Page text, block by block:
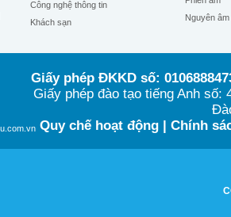
Công nghệ thông tin
Khách sạn
Nguyên âm
Giấy phép ĐKKD số:
Giấy phép đào tạo tiếng Anh
Quy chế hoạt động| Chính